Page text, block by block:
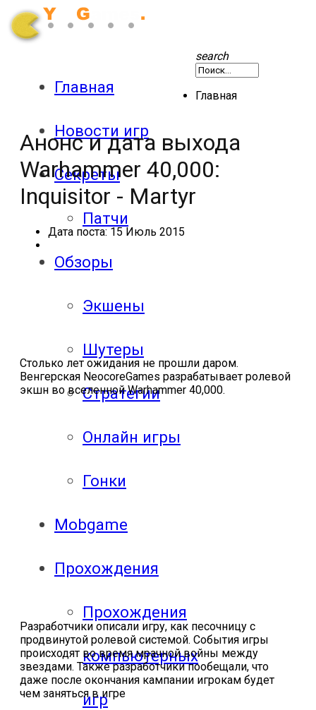
Главная
Новости игр
Секреты
Патчи
Обзоры
Экшены
Шутеры
Стратегии
Онлайн игры
Гонки
Mobgame
Прохождения
Прохождения
компьютерных
игр
search
Главная
Анонс и дата выхода
Warhammer 40,000:
Inquisitor - Martyr
Дата поста: 15 Июль 2015
Столько лет ожидания не прошли даром.
Венгерская NeocoreGames разрабатывает ролевой
экшн во вселенной Warhammer 40,000.
Разработчики описали игру, как песочницу с
продвинутой ролевой системой. События игры
происходят во время мрачной войны между
звездами. Также разработчики пообещали, что
даже после окончания кампании игрокам будет
чем заняться в игре